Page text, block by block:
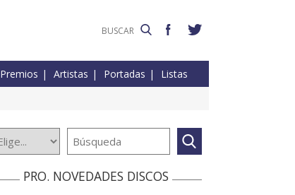
Premios Artistas Portadas Listas
PRO. NOVEDADES DISCOS